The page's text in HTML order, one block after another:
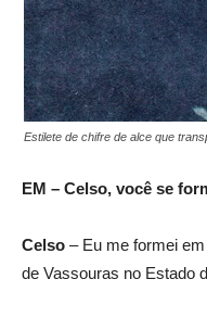
Estilete de chifre de alce que
EM – Celso, você se
Celso – Eu me formei
de Vassouras no Estado